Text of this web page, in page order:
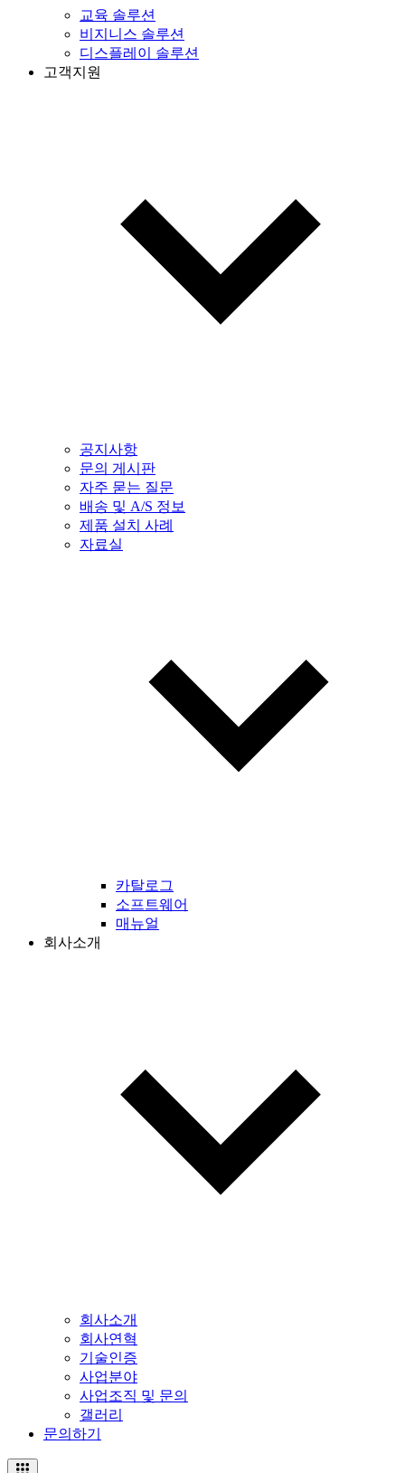
교육 솔루션
비지니스 솔루션
디스플레이 솔루션
고객지원
공지사항
문의 게시판
자주 묻는 질문
배송 및 A/S 정보
제품 설치 사례
자료실
카탈로그
소프트웨어
매뉴얼
회사소개
회사소개
회사연혁
기술인증
사업분야
사업조직 및 문의
갤러리
문의하기